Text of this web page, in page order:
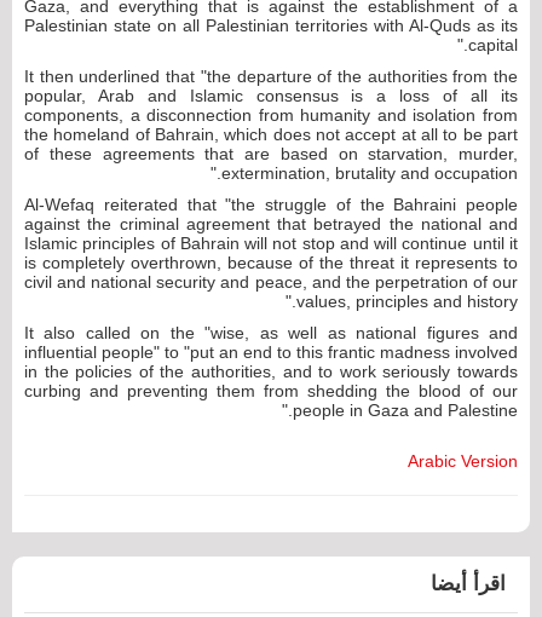
Gaza, and everything that is against the establishment of a
Palestinian state on all Palestinian territories with Al-Quds as its
capital."
It then underlined that "the departure of the authorities from the
popular, Arab and Islamic consensus is a loss of all its
components, a disconnection from humanity and isolation from
the homeland of Bahrain, which does not accept at all to be part
of these agreements that are based on starvation, murder,
extermination, brutality and occupation."
Al-Wefaq reiterated that "the struggle of the Bahraini people
against the criminal agreement that betrayed the national and
Islamic principles of Bahrain will not stop and will continue until it
is completely overthrown, because of the threat it represents to
civil and national security and peace, and the perpetration of our
values, principles and history."
It also called on the "wise, as well as national figures and
influential people" to "put an end to this frantic madness involved
in the policies of the authorities, and to work seriously towards
curbing and preventing them from shedding the blood of our
people in Gaza and Palestine."
Arabic Version
اقرأ أيضا